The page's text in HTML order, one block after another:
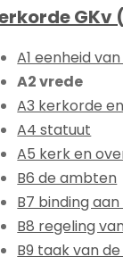
GKv
A1 eenheid
A2 vrede
A3 kerkorde
A4 statuut
A5 kerk en
B6 de ambten
B7 binding
B8 regeling
B9 taak van